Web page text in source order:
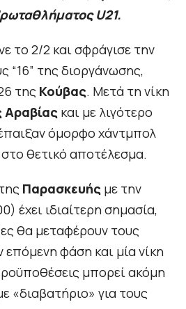
U21.
το 2/2 και σφράγισε την
“16” της διοργάνωσης,
της Κούβας. Μετά τη νίκη
Αραβίας και με λιγότερο
όμορφο χάντμπολ
θετικό αποτέλεσμα.
Παρασκευής με την
έχει ιδιαίτερη σημασία,
θα μεταφέρουν τους
φάση και μία νίκη
μπορεί ακόμη
«διαβατήριο» για τους